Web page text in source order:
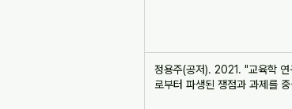
정용주(공저). 2021. "교육학
로부터 파생된 쟁점과 과제를